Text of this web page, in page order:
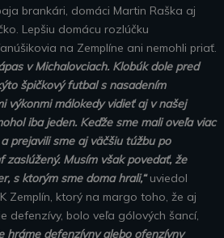
brankári, domáci Martin Raška aj
Lepšiu domácu rozlúčku
na Zemplíne ani nemohli priať.
v Michalovciach. Klobúk dole pred
špičkový futbal s nasadením
výkonmi málokedy vidieť aj v našej
iba jeden. Keďže sme mali oveľa viac
prejavili sme aj väčšiu túžbu po
zaslúžený. Musím však povedať, že
s ktorým sme doma hrali,“uviedol
Zemplín, ktorý na margo toho, že aj
defenzívy, bolo veľa gólových šancí,
hráme defenzívny alebo ofenzívny